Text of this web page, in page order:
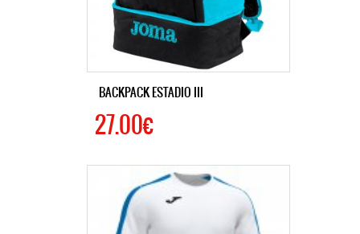
BACKPACK ESTADIO III
27.00€